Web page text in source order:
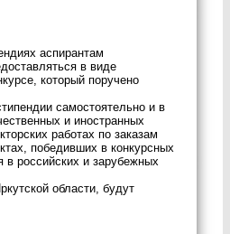
аспирантам
в виде
который поручено
самостоятельно и в
и иностранных
работах по заказам
победивших в конкурсных
российских и зарубежных
области, будут